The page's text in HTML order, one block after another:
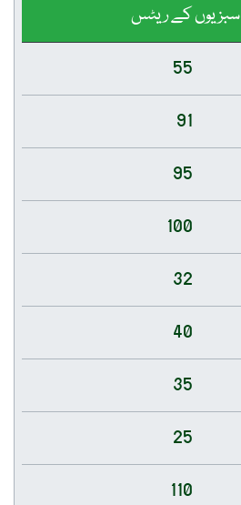
سبزیوں کے ریٹس
55
91
95
100
32
40
35
25
110